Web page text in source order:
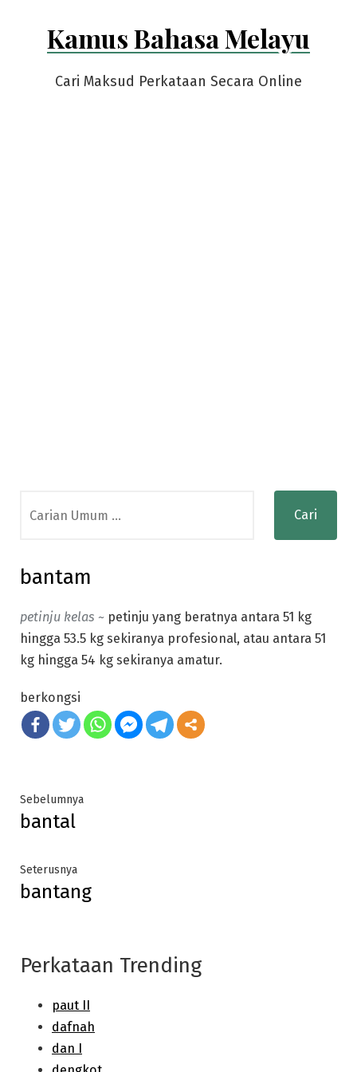
Kamus Bahasa Melayu
Cari Maksud Perkataan Secara Online
for:
bantam
petinju kelas ~ petinju yang beratnya antara 51 kg
hingga 53.5 kg sekiranya profesional, atau antara 51
kg hingga 54 kg sekiranya amatur.
berkongsi
Post
navigation
SebelumnyaPrevious
bantal
SeterusnyaNext
post:
bantang
Perkataan Trending